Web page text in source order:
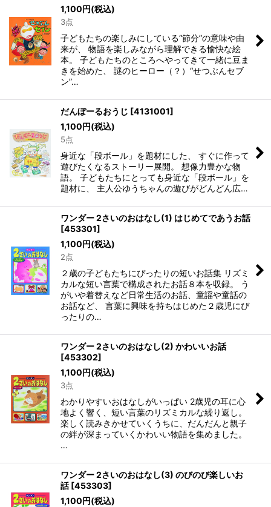
1,100円(税込)
3点
子どもたちの楽しみにしている“節分”の意味や由
来が、 物語を楽しみながら理解できる愉快な絵
本。 子どもたちのところへやってきて一緒に豆ま
きを始めた、 謎のヒーロー（？）“せつぶんセブ
ン”…
だんぼーるおうじ [4131001]
1,100円(税込)
5点
身近な「段ボール」を題材にした、 すぐに作って
遊びたくなるストーリー展開。 想像力豊かな物
語。 子どもたちにとっても身近な「段ボール」を
題材に、 主人公ゆうちゃんの遊びがどんどん広…
ワンダー 2さいのおはなし(1) はじめてであうお話
[453301]
1,100円(税込)
2点
２歳の子どもたちにぴったりの短いお話集 リズミ
カルな短い言葉で構成されたお話８本を収録。 う
がいや着替えなど日常生活のお話、童謡や童話の
お話など、 言葉に興味を持ちはじめた２歳児にぴ
ったりの…
ワンダー 2さいのおはなし(2) かわいいお話
[453302]
1,100円(税込)
3点
わかりやすいおはなしがいっぱい 2歳児の耳に心
地よく響く、短い言葉のリズミカルな繰り返し。
楽しく読みきかせていくうちに、だんだんと親子
の絆が深まっていくかわいい物語を集めました。
…
ワンダー 2さいのおはなし(3) のびのび楽しいお
話 [453303]
1,100円(税込)